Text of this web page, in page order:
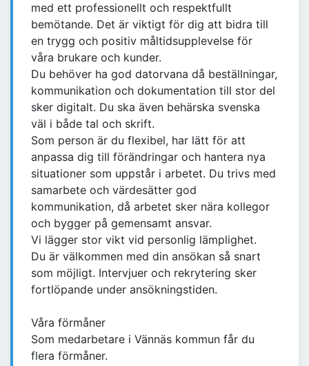
med ett professionellt och respektfullt
bemötande. Det är viktigt för dig att bidra till
en trygg och positiv måltidsupplevelse för
våra brukare och kunder.
Du behöver ha god datorvana då beställningar,
kommunikation och dokumentation till stor del
sker digitalt. Du ska även behärska svenska
väl i både tal och skrift.
Som person är du flexibel, har lätt för att
anpassa dig till förändringar och hantera nya
situationer som uppstår i arbetet. Du trivs med
samarbete och värdesätter god
kommunikation, då arbetet sker nära kollegor
och bygger på gemensamt ansvar.
Vi lägger stor vikt vid personlig lämplighet.
Du är välkommen med din ansökan så snart
som möjligt. Intervjuer och rekrytering sker
fortlöpande under ansökningstiden.
Våra förmåner
Som medarbetare i Vännäs kommun får du
flera förmåner.